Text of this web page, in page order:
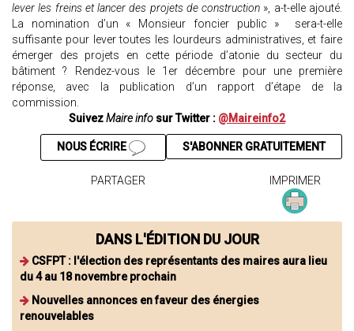
lever les freins et lancer des projets de construction », a-t-elle ajouté.
La nomination d’un « Monsieur foncier public » sera-t-elle
suffisante pour lever toutes les lourdeurs administratives, et faire
émerger des projets en cette période d’atonie du secteur du
bâtiment ? Rendez-vous le 1er décembre pour une première
réponse, avec la publication d’un rapport d’étape de la
commission.
SuivezMaire info sur Twitter : @Maireinfo2
S'ABONNER GRATUITEMENT
NOUS ÉCRIRE
PARTAGER IMPRIMER
DANS L'ÉDITION DU JOUR
CSFPT : l'élection des représentants des maires aura lieu
du 4 au 18 novembre prochain
Nouvelles annonces en faveur des énergies
renouvelables